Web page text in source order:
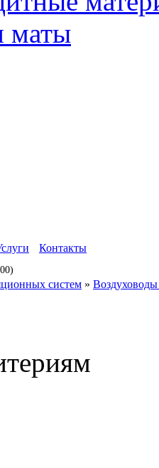
маты
Контакты
систем »